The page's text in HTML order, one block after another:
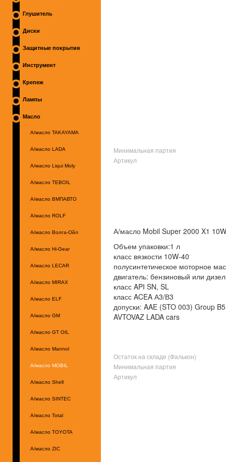
Глушитель
Диски
Защитные покрытия
Инструмент
Крепеж
Лампы
Масло
А/масло TAKAYAMA
А/масло LADA
А/масло Liqui Moly
А/масло TEBOIL
А/масло ВМПАВТО
А/масло ROLF
А/масло Волга-Ойл
А/масло Hi-Gear
А/масло LECAR
А/масло MIRAX
А/масло ELF
А/масло GM
А/масло GT OIL
А/масло Mannol
А/масло MOBIL
А/масло Shell
А/масло SINTEC
А/масло Total
А/масло TOYOTA
А/масло ZIC
Минимальная партия
Артикул
А/масло Mobil Super 2000 X1
Объем упаковки:1 л
класс вязкости 10W-40
полусинтетическое моторное
двигатель: бензиновый или
класс API SN, SL
класс ACEA А3/В3
допуски: AAE (STO 003) Group
AVTOVAZ LADA cars
Остаток на складе (Фалькон)
Минимальная партия
Артикул